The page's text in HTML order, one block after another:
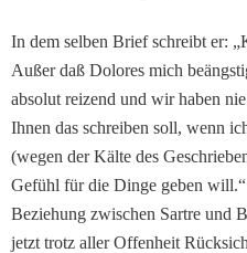
In dem selben Brief schreibt er:
Außer daß Dolo­res mich
absolut rei­zend und wir haben
Ihnen das schreiben soll, wenn
(wegen der Kälte des
Gefühl für die Dinge geben
Beziehung zwischen Sartre und
jetzt trotz aller Offenheit